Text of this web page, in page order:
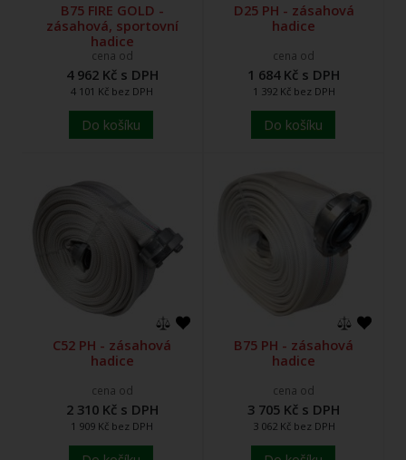
B75 FIRE GOLD -
zásahová, sportovní
hadice
cena od
4 962 Kč s DPH
4 101 Kč bez DPH
Do košíku
D25 PH - zásahová
hadice
cena od
1 684 Kč s DPH
1 392 Kč bez DPH
Do košíku
C52 PH - zásahová
hadice
cena od
2 310 Kč s DPH
1 909 Kč bez DPH
B75 PH - zásahová
hadice
cena od
3 705 Kč s DPH
3 062 Kč bez DPH